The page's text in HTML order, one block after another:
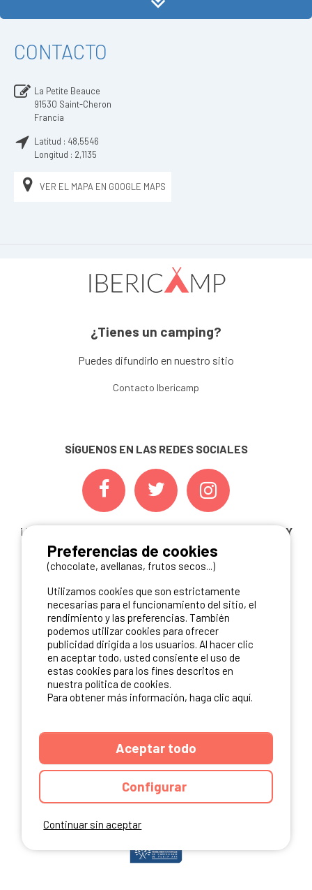
CONTACTO
La Petite Beauce
91530 Saint-Cheron
Francia
Latitud : 48,5546
Longitud : 2,1135
VER EL MAPA EN GOOGLE MAPS
¿Tienes un camping?
Puedes difundirlo en nuestro sitio
Contacto Ibericamp
SÍGUENOS EN LAS REDES SOCIALES
¡ Y NO TE PIERDAS NUESTRAS
OFERTAS, CONCURSOS Y
NOVEDADESINSCRIBIÉNDOTE A NUESTRA
NEWSLETTER!
ME INSCRIBO
NUESTROS PARTNERS
Continuar sin aceptar
Preferencias de cookies
(chocolate, avellanas, frutos secos...)
Utilizamos cookies que son estrictamente
necesarias para el funcionamiento del sitio, el
rendimiento y las preferencias. También
podemos utilizar cookies para ofrecer
publicidad dirigida a los usuarios. Al hacer clic
en aceptar todo, usted consiente el uso de
estas cookies para los fines descritos en
nuestra política de cookies.
Para obtener más información, haga clic aquí.
Aceptar todo
Configurar